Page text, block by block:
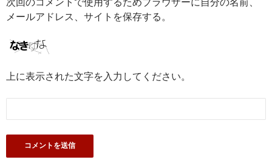
メールアドレス、サイトを保存する。
上に表示された文字を入力してください。